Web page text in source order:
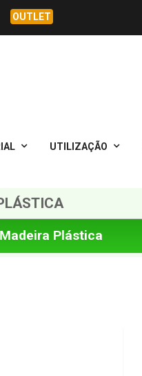
OUTLET
UTILIZAÇÃO
Plástica